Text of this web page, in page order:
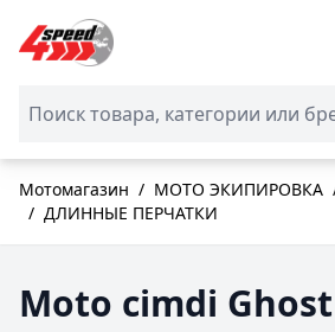
Skip to Content
Мотомагазин / МОТО ЭКИПИРОВКА
/ ДЛИННЫЕ ПЕРЧАТКИ
Moto cimdi